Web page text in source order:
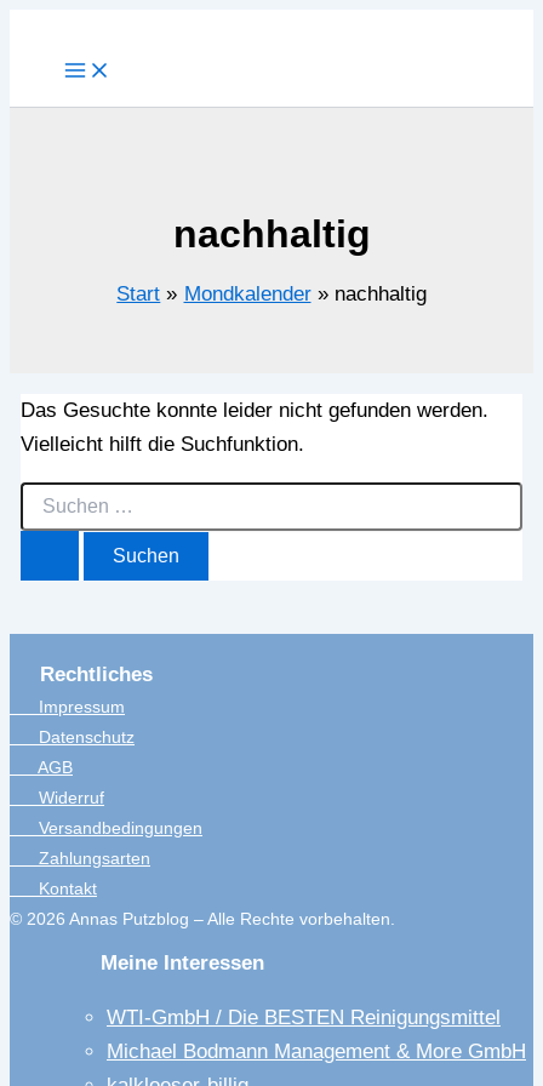
nachhaltig
Start Mondkalender nachhaltig
Das Gesuchte konnte leider nicht gefunden werden.
Vielleicht hilft die Suchfunktion.
Suchen
nach:
Rechtliches
Impressum
Datenschutz
AGB
Widerruf
Versandbedingungen
Zahlungsarten
Kontakt
© 2026 Annas Putzblog – Alle Rechte vorbehalten.
Meine Interessen
WTI-GmbH / Die BESTEN Reinigungsmittel
Michael Bodmann Management & More GmbH